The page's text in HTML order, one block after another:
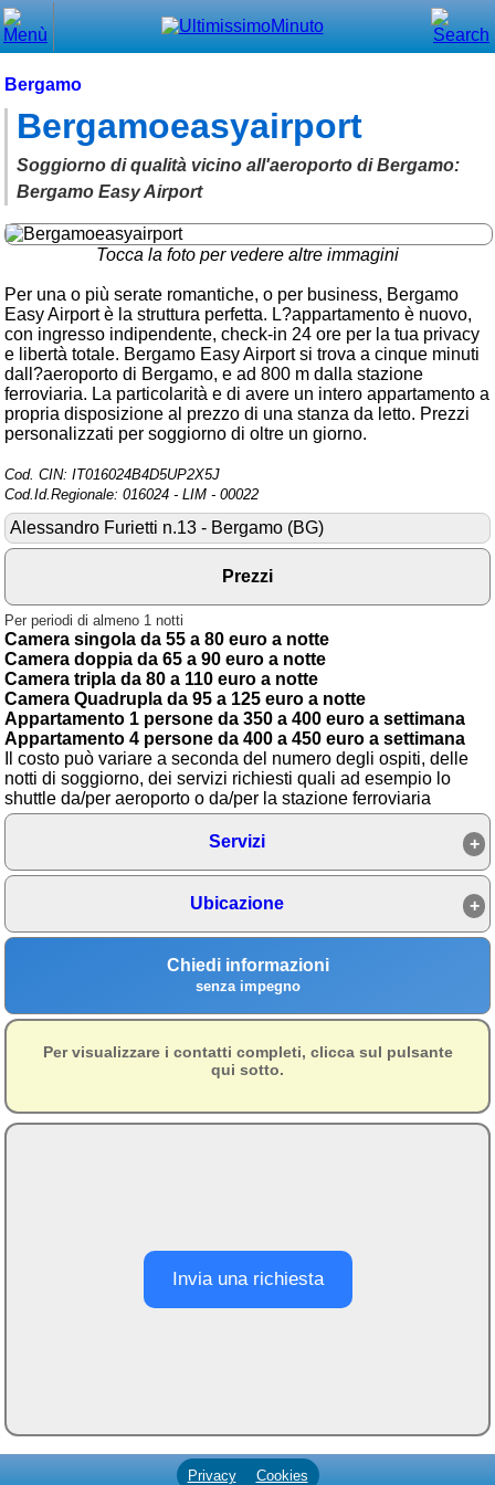
Bergamo
Bergamoeasyairport
Soggiorno di qualità vicino all'aeroporto di Bergamo:
Bergamo Easy Airport
Tocca la foto per vedere altre immagini
Per una o più serate romantiche, o per business, Bergamo
Easy Airport è la struttura perfetta. L?appartamento è nuovo,
con ingresso indipendente, check-in 24 ore per la tua privacy
e libertà totale. Bergamo Easy Airport si trova a cinque minuti
dall?aeroporto di Bergamo, e ad 800 m dalla stazione
ferroviaria. La particolarità e di avere un intero appartamento a
propria disposizione al prezzo di una stanza da letto. Prezzi
personalizzati per soggiorno di oltre un giorno.
Cod. CIN: IT016024B4D5UP2X5J
Cod.Id.Regionale: 016024 - LIM - 00022
Alessandro Furietti n.13 - Bergamo (BG)
Prezzi
Per periodi di almeno 1 notti
Camera singola da 55 a 80 euro a notte
Camera doppia da 65 a 90 euro a notte
Camera tripla da 80 a 110 euro a notte
Camera Quadrupla da 95 a 125 euro a notte
Appartamento 1 persone da 350 a 400 euro a settimana
Appartamento 4 persone da 400 a 450 euro a settimana
Il costo può variare a seconda del numero degli ospiti, delle
notti di soggiorno, dei servizi richiesti quali ad esempio lo
shuttle da/per aeroporto o da/per la stazione ferroviaria
Servizi
Ubicazione
Chiedi informazioni
senza impegno
Per visualizzare i contatti completi, clicca sul pulsante
qui sotto.
Invia una richiesta
Privacy Cookies
Menù principale
⌂ Home
🕐 Last Minute
🕐 First Minute
Trova vicino a te
➕ Inserisci annuncio
Ottenere il CIN
Blog
➕ Segnala evento
Area riservata
Blog
Eventi e cose da vedere
➕ Segnala evento
Area riservata
Chi siamo
Scopri le migliori saune
relax
influencer di successo
Location per feste
partire da 200 euro al mese
Affitti di appartamenti e
case a Firenze e dintorni
🗻 Montagna